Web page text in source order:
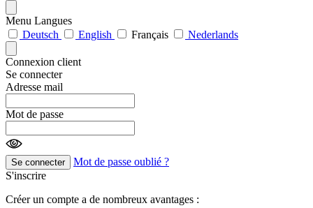
Menu Langues
Deutsch
English Français Nederlands
Connexion client
Se connecter
Adresse mail
Mot de passe
Se connecter
Mot de passe oublié ?
S'inscrire
Créer un compte a de nombreux avantages :